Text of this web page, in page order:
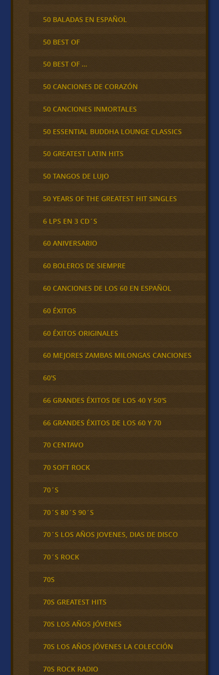
50 BALADAS EN ESPAÑOL
50 BEST OF
50 BEST OF …
50 CANCIONES DE CORAZÓN
50 CANCIONES INMORTALES
50 ESSENTIAL BUDDHA LOUNGE CLASSICS
50 GREATEST LATIN HITS
50 TANGOS DE LUJO
50 YEARS OF THE GREATEST HIT SINGLES
6 LPS EN 3 CD´S
60 ANIVERSARIO
60 BOLEROS DE SIEMPRE
60 CANCIONES DE LOS 60 EN ESPAÑOL
60 ÉXITOS
60 ÉXITOS ORIGINALES
60 MEJORES ZAMBAS MILONGAS CANCIONES
60'S
66 GRANDES ÉXITOS DE LOS 40 Y 50'S
66 GRANDES ÉXITOS DE LOS 60 Y 70
70 CENTAVO
70 SOFT ROCK
70´S
70´S 80´S 90´S
70´S LOS AÑOS JOVENES, DIAS DE DISCO
70´S ROCK
70S
70S GREATEST HITS
70S LOS AÑOS JÓVENES
70S LOS AÑOS JÓVENES LA COLECCIÓN
70S ROCK RADIO